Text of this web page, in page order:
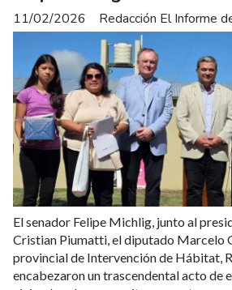
Redacción El Informe
11/02/2026
El senador Felipe Michlig, junto al
Cristian Piumatti, el diputado Marcelo
provincial de Intervención de Hábitat,
encabezaron un trascendental acto de